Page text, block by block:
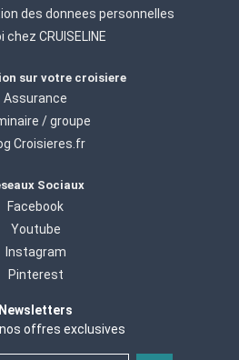
des donnees personnelles
chez CRUISELINE
sur votre croisiere
Assurance
/ groupe
Croisieres.fr
Sociaux
Facebook
Youtube
Instagram
Pinterest
Newsletters
offres exclusives